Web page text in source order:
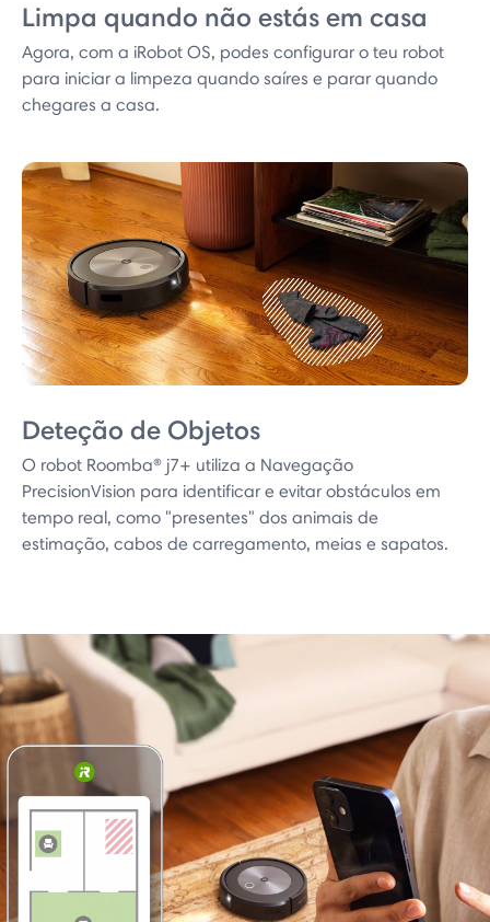
Limpa quando não estás em casa
Agora, com a iRobot OS, podes configurar o teu robot
para iniciar a limpeza quando saíres e parar quando
chegares a casa.
Deteção de Objetos
O robot Roomba® j7+ utiliza a Navegação
PrecisionVision para identificar e evitar obstáculos em
tempo real, como "presentes" dos animais de
estimação, cabos de carregamento, meias e sapatos.